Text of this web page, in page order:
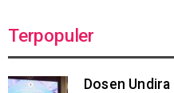
Terpopuler
Dosen